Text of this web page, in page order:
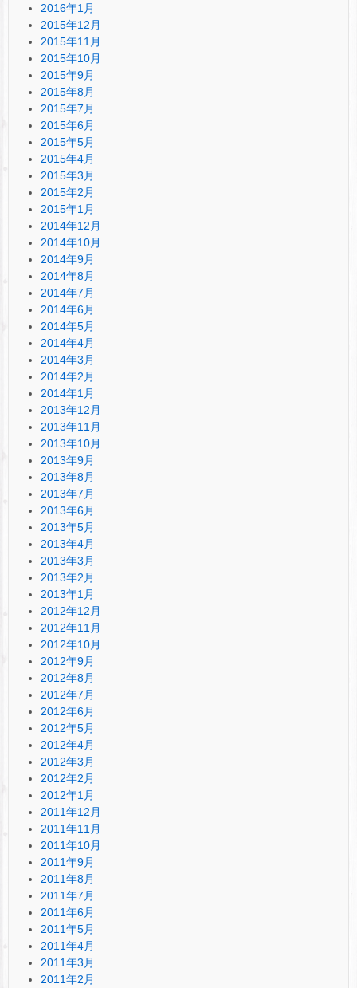
2016年1月
2015年12月
2015年11月
2015年10月
2015年9月
2015年8月
2015年7月
2015年6月
2015年5月
2015年4月
2015年3月
2015年2月
2015年1月
2014年12月
2014年10月
2014年9月
2014年8月
2014年7月
2014年6月
2014年5月
2014年4月
2014年3月
2014年2月
2014年1月
2013年12月
2013年11月
2013年10月
2013年9月
2013年8月
2013年7月
2013年6月
2013年5月
2013年4月
2013年3月
2013年2月
2013年1月
2012年12月
2012年11月
2012年10月
2012年9月
2012年8月
2012年7月
2012年6月
2012年5月
2012年4月
2012年3月
2012年2月
2012年1月
2011年12月
2011年11月
2011年10月
2011年9月
2011年8月
2011年7月
2011年6月
2011年5月
2011年4月
2011年3月
2011年2月